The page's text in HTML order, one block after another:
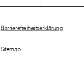
Barrierefreiheitserklärung
Sitemap